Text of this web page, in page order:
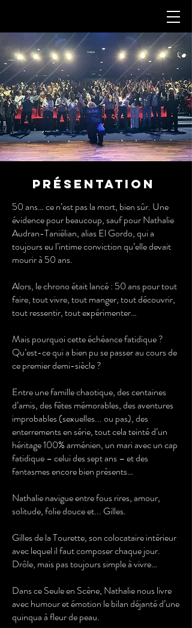
Présentation
50 ans… ce n’est pas la mort, bien sûr. Une
évidence pour beaucoup, sauf pour Nathalie
Audran-Taniélian, alias El Gordo, qui a
toujours eu l’intime conviction qu’elle devait
mourir à 50 ans.
Alors, le chrono était lancé : 50 ans pour tout
faire, tout vivre, tout manger, tout découvrir,
tout ressentir, tout expérimenter…
Mais pourquoi cette échéance fatidique ?
Qu’est-ce qui a bien pu se passer au cours de
ce premier demi-siècle ?
Entre une famille chaotique, des centaines
d’amis, des fêtes mémorables, des aventures
improbables (sexuelles... ou pas), des
enterrements en série, tout cela teinté d’un
héritage 100% arménien, un mari avec un cap
fatidique – celui des sept ans – et des
fantasmes encore bien présents…
Nathalie navigue entre fous rires, amour,
solitude, folie douce et... Gilles.
Gilles de la Tourette, son colocataire intérieur
avec lequel il faut composer chaque jour.
Drôle, mais pas toujours simple à vivre…
Dans ce Seule en Scène, Nathalie nous livre
avec humour et émotion le bilan déjanté d’une
quinqua à fleur de peau.